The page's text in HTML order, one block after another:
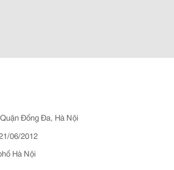
Đống Đa, Hà Nội
06/2012
Hà Nội